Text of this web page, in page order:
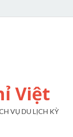
Việt
VỤ DU LỊCH KỲ